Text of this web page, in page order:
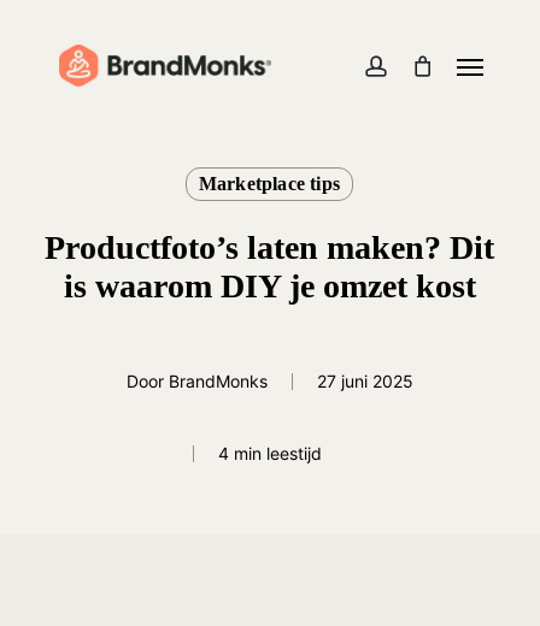
account
Cart Cart
Marketplace tips
Productfoto’s laten maken? Dit
is waarom DIY je omzet kost
Door BrandMonks 27 juni 2025
4 min leestijd